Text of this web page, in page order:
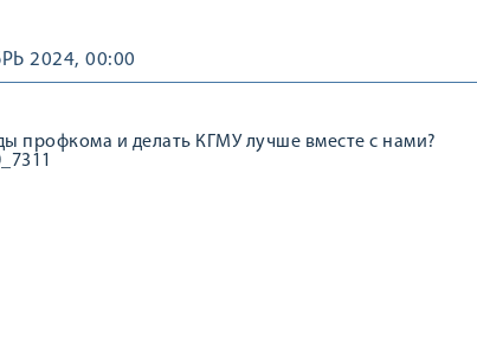
2024, 00:00
профкома и делать КГМУ лучше вместе с нами?